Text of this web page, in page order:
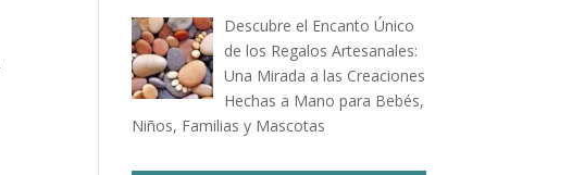
Descubre el Encanto Único
de los Regalos Artesanales:
Una Mirada a las Creaciones
Hechas a Mano para Bebés,
Niños, Familias y Mascotas